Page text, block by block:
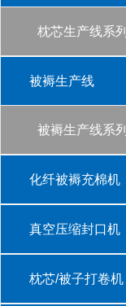
枕芯生产线系列
被褥生产线
被褥生产线系列
化纤被褥充棉机
真空压缩封口机
枕芯/被子打卷机